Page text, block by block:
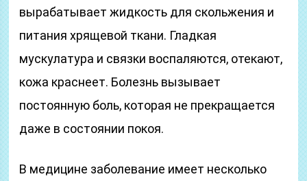
вырабатывает жидкость для скольжения и
питания хрящевой ткани. Гладкая
мускулатура и связки воспаляются, отекают,
кожа краснеет. Болезнь вызывает
постоянную боль, которая не прекращается
даже в состоянии покоя.
В медицине заболевание имеет несколько